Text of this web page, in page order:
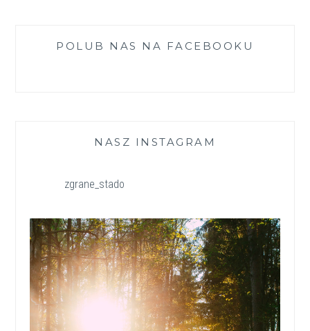
POLUB NAS NA FACEBOOKU
NASZ INSTAGRAM
zgrane_stado